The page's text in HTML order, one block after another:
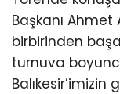
Başkanı Ahmet
birbirinden
turnuva